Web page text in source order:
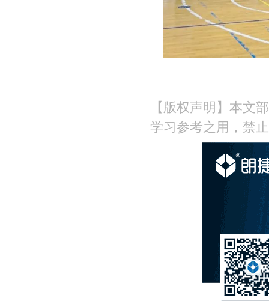
【版权声明】本文
学习参考之用，禁